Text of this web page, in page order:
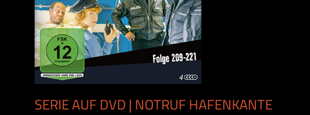
SERIE AUF DVD | NOTRUF HAFENKANTE